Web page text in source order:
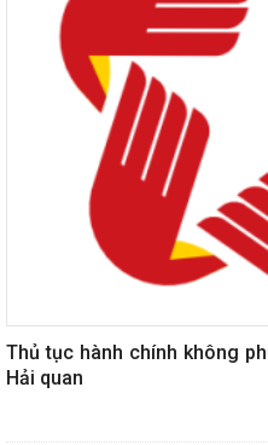
Thủ tục hành chính không
Hải quan